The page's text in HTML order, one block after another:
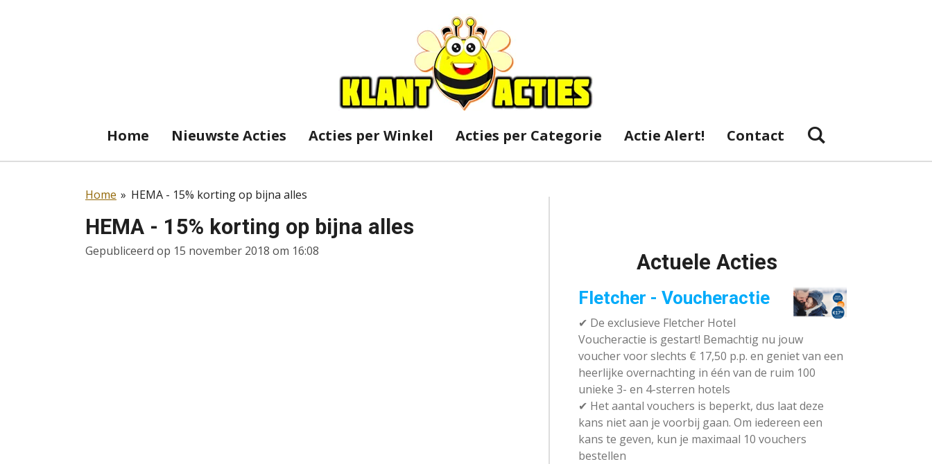
Home Nieuwste Acties Acties per Winkel Acties per Categorie Actie Alert! Contact
Home » HEMA - 15% korting op bijna alles
HEMA - 15% korting op bijna alles
Gepubliceerd op 15 november 2018 om 16:08 Actuele Acties
Fletcher - Voucheractie
✔ De exclusieve Fletcher Hotel
Voucheractie is gestart! Bemachtig nu jouw
voucher voor slechts € 17,50 p.p. en geniet van een
heerlijke overnachting in één van de ruim 100
unieke 3- en 4-sterren hotels
✔ Het aantal vouchers is beperkt, dus laat deze
kans niet aan je voorbij gaan. Om iedereen een
kans te geven, kun je maximaal 10 vouchers
bestellen